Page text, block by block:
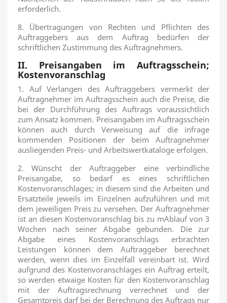
erforderlich.
8. Übertragungen von Rechten und Pflichten des
Auftraggebers aus dem Auftrag bedürfen der
schriftlichen Zustimmung des Auftragnehmers.
II. Preisangaben im Auftragsschein;
Kostenvoranschlag
1. Auf Verlangen des Auftraggebers vermerkt der
Auftragnehmer im Auftragsschein auch die Preise, die
bei der Durchführung des Auftrags voraussichtlich
zum Ansatz kommen. Preisangaben im Auftragsschein
können auch durch Verweisung auf die infrage
kommenden Positionen der beim Auftragnehmer
ausliegenden Preis- und Arbeitswertkataloge erfolgen.
2. Wünscht der Auftraggeber eine verbindliche
Preisangabe, so bedarf es eines schriftlichen
Kostenvoranschlages; in diesem sind die Arbeiten und
Ersatzteile jeweils im Einzelnen aufzuführen und mit
dem jeweiligen Preis zu versehen. Der Auftragnehmer
ist an diesen Kostenvoranschlag bis zu mAblauf von 3
Wochen nach seiner Abgabe gebunden. Die zur
Abgabe eines Kostenvoranschlags erbrachten
Leistungen können dem Auftraggeber berechnet
werden, wenn dies im Einzelfall vereinbart ist. Wird
aufgrund des Kostenvoranschlages ein Auftrag erteilt,
so werden etwaige Kosten für den Kostenvoranschlag
mit der Auftragsrechnung verrechnet und der
Gesamtpreis darf bei der Berechnung des Auftrags nur